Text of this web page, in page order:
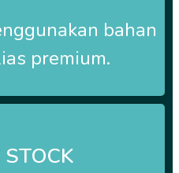
bahan
premium.